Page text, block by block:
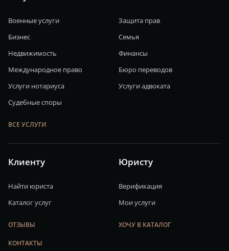
Военные услуги
Защита прав
Бизнес
Семья
Недвижимость
Финансы
Международное право
Бюро переводов
Услуги нотариуса
Услуги адвоката
Судебные споры
ВСЕ УСЛУГИ
Клиенту
Найти юриста
Каталог услуг
ОТЗЫВЫ
КОНТАКТЫ
Юристу
Верификация
Мои услуги
ХОЧУ В КАТАЛОГ